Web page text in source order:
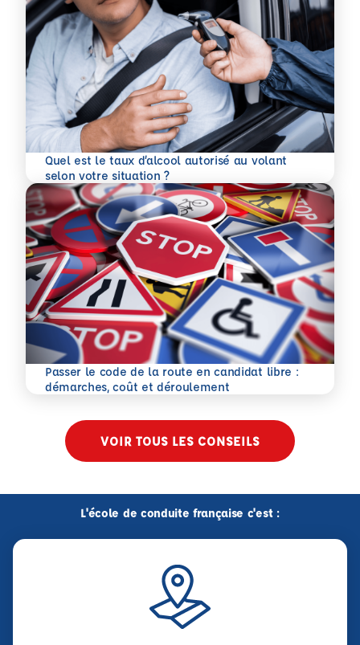
Quel est le taux d’alcool autorisé au volant
selon votre situation ?
En savoir plus
Passer le code de la route en candidat libre :
démarches, coût et déroulement
En savoir plus
VOIR TOUS LES CONSEILS
L'école de conduite française c'est :